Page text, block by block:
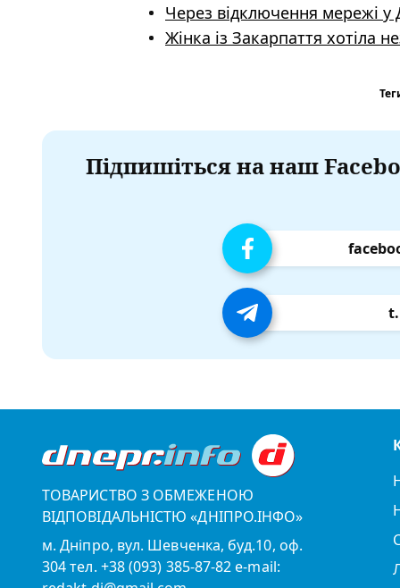
Через відключення мережі у
Жінка із Закарпаття хотіла
Підпишіться на наш
ТОВАРИСТВО З ОБМЕЖЕНОЮ
ВІДПОВІДАЛЬНІСТЮ «ДНІПРО.ІНФО»
м. Дніпро, вул. Шевченка, буд.10, оф.
304 тел. +38 (093) 385-87-82 e-mail: